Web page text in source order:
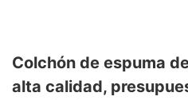
Colchón de espuma
alta calidad,